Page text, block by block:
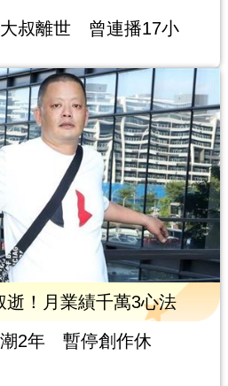
叔離世 曾連播17小
逝！月業績千萬3心法
2年 暫停創作休